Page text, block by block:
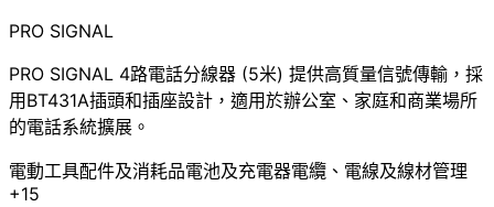
PRO SIGNAL
PRO SIGNAL 4路電話分線器 (5米) 提供高質量信號傳輸，採
用BT431A插頭和插座設計，適用於辦公室、家庭和商業場所
的電話系統擴展。
電動工具配件及消耗品電池及充電器電纜、電線及線材管理
+15